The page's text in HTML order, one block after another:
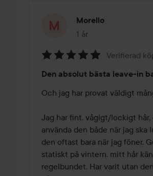
Morello
1 år
Inlägget skapades 1 år
5
av
Verifierad
Den absolut bästa leave-in
Och jag har provat väldigt
Jag har fint, vågigt/lockigt
använda den både när jag
den oftast bara när jag föner.
statiskt på vintern, mitt hår
regelbundet. Har varit utan